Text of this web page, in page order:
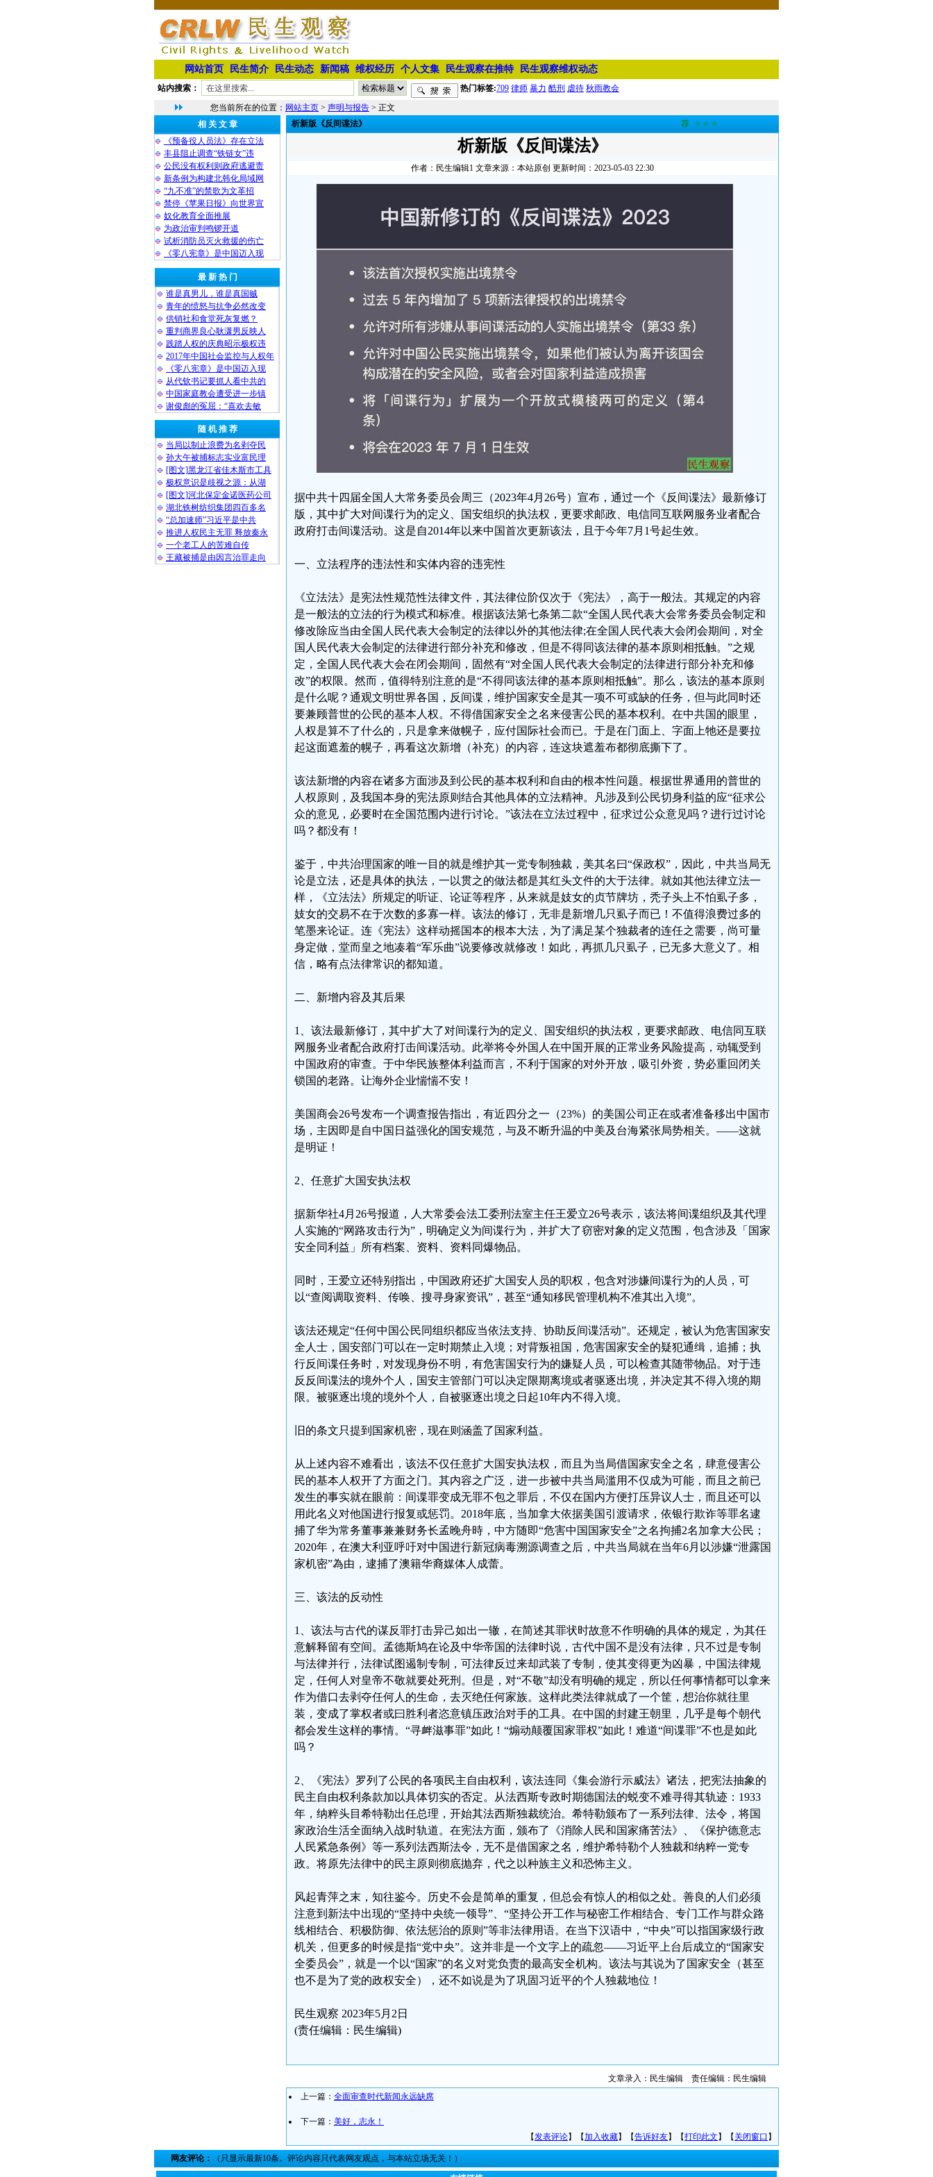
网站首页 民生简介 民生动态 新闻稿 维权经历 个人文集 民生观察在推特 民生观察维权动态
站内搜索： 热门标签:709 律师 暴力 酷刑 虐待 秋雨教会
您当前所在的位置： 网站主页 > 声明与报告 > 正文
相 关 文 章
《预备役人员法》存在立法
丰县阻止调查“铁链女”违
公民没有权利则政府逃避责
新条例为构建北韩化局域网
“九不准”的禁歌为文革招
禁停《苹果日报》向世界宣
奴化教育全面推展
为政治审判鸣锣开道
试析消防员灭火救援的伤亡
《零八宪章》是中国迈入现
最 新 热 门
谁是真男儿，谁是真国贼
青年的愤怒与抗争必然改变
供销社和食堂死灰复燃？
重判商界良心耿潇男反映人
践踏人权的庆典昭示极权违
2017年中国社会监控与人权年
《零八宪章》是中国迈入现
从代钦书记要抓人看中共的
中国家庭教会遭受进一步镇
谢俊彪的冤屈：“喜欢去敏
随 机 推 荐
当局以制止浪费为名剥夺民
孙大午被捕标志实业富民理
[图文]黑龙江省佳木斯市工具
极权意识是歧视之源：从湖
[图文]河北保定金诺医药公司
湖北铁树纺织集团四百多名
“总加速师”习近平是中共
推进人权民主无罪 释放秦永
一个老工人的苦难自传
王藏被捕是由因言治罪走向
析新版《反间谍法》 荐 ★★★
析新版《反间谍法》
作者：民生编辑1 文章来源：本站原创 更新时间：2023-05-03 22:30
据中共十四届全国人大常务委员会周三（2023年4月26号）宣布，通过一个《反间谍法》最新修订
版，其中扩大对间谍行为的定义、国安组织的执法权，更要求邮政、电信同互联网服务业者配合
政府打击间谍活动。这是自2014年以来中国首次更新该法，且于今年7月1号起生效。
一、立法程序的违法性和实体内容的违宪性
《立法法》是宪法性规范性法律文件，其法律位阶仅次于《宪法》，高于一般法。其规定的内容
是一般法的立法的行为模式和标准。根据该法第七条第二款“全国人民代表大会常务委员会制定和
修改除应当由全国人民代表大会制定的法律以外的其他法律;在全国人民代表大会闭会期间，对全
国人民代表大会制定的法律进行部分补充和修改，但是不得同该法律的基本原则相抵触。”之规
定，全国人民代表大会在闭会期间，固然有“对全国人民代表大会制定的法律进行部分补充和修
改”的权限。然而，值得特别注意的是“不得同该法律的基本原则相抵触”。那么，该法的基本原则
是什么呢？通观文明世界各国，反间谍，维护国家安全是其一项不可或缺的任务，但与此同时还
要兼顾普世的公民的基本人权。不得借国家安全之名来侵害公民的基本权利。在中共国的眼里，
人权是算不了什么的，只是拿来做幌子，应付国际社会而已。于是在门面上、字面上牠还是要拉
起这面遮羞的幌子，再看这次新增（补充）的内容，连这块遮羞布都彻底撕下了。
该法新增的内容在诸多方面涉及到公民的基本权利和自由的根本性问题。根据世界通用的普世的
人权原则，及我国本身的宪法原则结合其他具体的立法精神。凡涉及到公民切身利益的应“征求公
众的意见，必要时在全国范围内进行讨论。”该法在立法过程中，征求过公众意见吗？进行过讨论
吗？都没有！
鉴于，中共治理国家的唯一目的就是维护其一党专制独裁，美其名曰“保政权”，因此，中共当局无
论是立法，还是具体的执法，一以贯之的做法都是其红头文件的大于法律。就如其他法律立法一
样，《立法法》所规定的听证、论证等程序，从来就是妓女的贞节牌坊，秃子头上不怕虱子多，
妓女的交易不在于次数的多寡一样。该法的修订，无非是新增几只虱子而已！不值得浪费过多的
笔墨来论证。连《宪法》这样动摇国本的根本大法，为了满足某个独裁者的连任之需要，尚可量
身定做，堂而皇之地凑着“军乐曲”说要修改就修改！如此，再抓几只虱子，已无多大意义了。相
信，略有点法律常识的都知道。
二、新增内容及其后果
1、该法最新修订，其中扩大了对间谍行为的定义、国安组织的执法权，更要求邮政、电信同互联
网服务业者配合政府打击间谍活动。此举将令外国人在中国开展的正常业务风险提高，动辄受到
中国政府的审查。于中华民族整体利益而言，不利于国家的对外开放，吸引外资，势必重回闭关
锁国的老路。让海外企业惴惴不安！
美国商会26号发布一个调查报告指出，有近四分之一（23%）的美国公司正在或者准备移出中国市
场，主因即是自中国日益强化的国安规范，与及不断升温的中美及台海紧张局势相关。——这就
是明证！
2、任意扩大国安执法权
据新华社4月26号报道，人大常委会法工委刑法室主任王爱立26号表示，该法将间谍组织及其代理
人实施的“网路攻击行为”，明确定义为间谍行为，并扩大了窃密对象的定义范围，包含涉及「国家
安全同利益」所有档案、资料、资料同爆物品。
同时，王爱立还特别指出，中国政府还扩大国安人员的职权，包含对涉嫌间谍行为的人员，可
以“查阅调取资料、传唤、搜寻身家资讯”，甚至“通知移民管理机构不准其出入境”。
该法还规定“任何中国公民同组织都应当依法支持、协助反间谍活动”。还规定，被认为危害国家安
全人士，国安部门可以在一定时期禁止入境；对背叛祖国，危害国家安全的疑犯通缉，追捕；执
行反间谍任务时，对发现身份不明，有危害国安行为的嫌疑人员，可以检查其随带物品。对于违
反反间谍法的境外个人，国安主管部门可以决定限期离境或者驱逐出境，并决定其不得入境的期
限。被驱逐出境的境外个人，自被驱逐出境之日起10年内不得入境。
旧的条文只提到国家机密，现在则涵盖了国家利益。
从上述内容不难看出，该法不仅任意扩大国安执法权，而且为当局借国家安全之名，肆意侵害公
民的基本人权开了方面之门。其内容之广泛，进一步被中共当局滥用不仅成为可能，而且之前已
发生的事实就在眼前：间谍罪变成无罪不包之罪后，不仅在国内方便打压异议人士，而且还可以
用此名义对他国进行报复或惩罚。2018年底，当加拿大依据美国引渡请求，依银行欺诈等罪名逮
捕了华为常务董事兼兼财务长孟晚舟時，中方随即“危害中国国家安全”之名拘捕2名加拿大公民；
2020年，在澳大利亚呼吁对中国进行新冠病毒溯源调查之后，中共当局就在当年6月以涉嫌“泄露国
家机密”為由，逮捕了澳籍华裔媒体人成蕾。
三、该法的反动性
1、该法与古代的谋反罪打击异己如出一辙，在简述其罪状时故意不作明确的具体的规定，为其任
意解释留有空间。孟德斯鸠在论及中华帝国的法律时说，古代中国不是没有法律，只不过是专制
与法律并行，法律试图遏制专制，可法律反过来却武装了专制，使其变得更为凶暴，中国法律规
定，任何人对皇帝不敬就要处死刑。但是，对“不敬”却没有明确的规定，所以任何事情都可以拿来
作为借口去剥夺任何人的生命，去灭绝任何家族。这样此类法律就成了一个筐，想治你就往里
装，变成了掌权者或曰胜利者恣意镇压政治对手的工具。在中国的封建王朝里，几乎是每个朝代
都会发生这样的事情。“寻衅滋事罪”如此！“煽动颠覆国家罪权”如此！难道“间谍罪”不也是如此
吗？
2、《宪法》罗列了公民的各项民主自由权利，该法连同《集会游行示威法》诸法，把宪法抽象的
民主自由权利条款加以具体切实的否定。从法西斯专政时期德国法的蜕变不难寻得其轨迹：1933
年，纳粹头目希特勒出任总理，开始其法西斯独裁统治。希特勒颁布了一系列法律、法令，将国
家政治生活全面纳入战时轨道。在宪法方面，颁布了《消除人民和国家痛苦法》、《保护德意志
人民紧急条例》等一系列法西斯法令，无不是借国家之名，维护希特勒个人独裁和纳粹一党专
政。将原先法律中的民主原则彻底抛弃，代之以种族主义和恐怖主义。
风起青萍之末，知往鉴今。历史不会是简单的重复，但总会有惊人的相似之处。善良的人们必须
注意到新法中出现的“坚持中央统一领导”、“坚持公开工作与秘密工作相结合、专门工作与群众路
线相结合、积极防御、依法惩治的原则”等非法律用语。在当下汉语中，“中央”可以指国家级行政
机关，但更多的时候是指“党中央”。这并非是一个文字上的疏忽——习近平上台后成立的“国家安
全委员会”，就是一个以“国家”的名义对党负责的最高安全机构。该法与其说为了国家安全（甚至
也不是为了党的政权安全），还不如说是为了巩固习近平的个人独裁地位！
民生观察 2023年5月2日
(责任编辑：民生编辑)
文章录入：民生编辑 责任编辑：民生编辑
上一篇： 全面审查时代新闻永远缺席
下一篇： 美好，志永！
【发表评论】【加入收藏】【告诉好友】【打印此文 】【 关闭窗口 】
网友评论： （只显示最新10条。评论内容只代表网友观点，与本站立场无关！）